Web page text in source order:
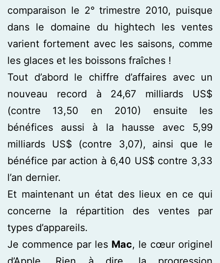
comparaison le 2° trimestre 2010, puisque
dans le domaine du hightech les ventes
varient fortement avec les saisons, comme
les glaces et les boissons fraîches !
Tout d’abord le chiffre d’affaires avec un
nouveau record à 24,67 milliards US$
(contre 13,50 en 2010) ensuite les
bénéfices aussi à la hausse avec 5,99
milliards US$ (contre 3,07), ainsi que le
bénéfice par action à 6,40 US$ contre 3,33
l’an dernier.
Et maintenant un état des lieux en ce qui
concerne la répartition des ventes par
types d’appareils.
Je commence par les Mac, le cœur originel